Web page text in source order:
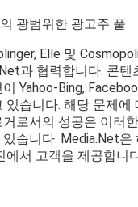
광범위한 광고주 풀
Elle 및
과 협력합니다. 콘텐
Yahoo-Bing,
있습니다. 해당 문제에
로서의 성공은 이러
습니다. Media.Net은
에서 고객을 제공합니